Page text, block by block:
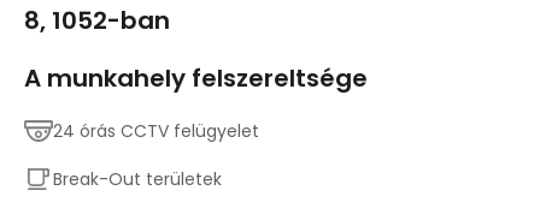
8, 1052-ban
A munkahely felszereltsége
24 órás CCTV felügyelet
Break-Out területek